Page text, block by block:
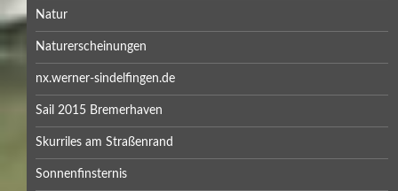
Natur
Naturerscheinungen
nx.werner-sindelfingen.de
Sail 2015 Bremerhaven
Skurriles am Straßenrand
Sonnenfinsternis